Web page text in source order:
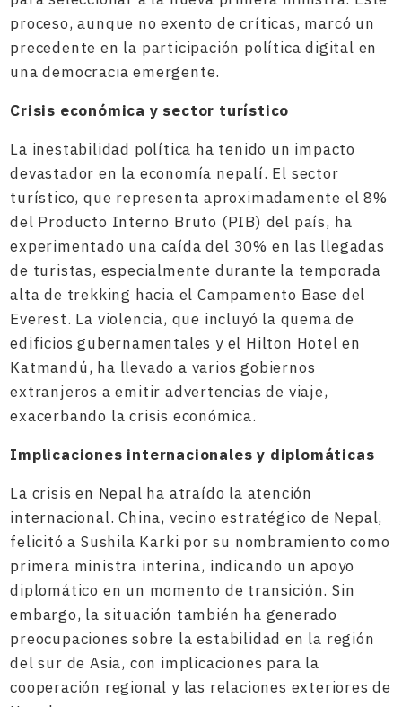
proceso, aunque no exento de críticas, marcó un
precedente en la participación política digital en
una democracia emergente.
Crisis económica y sector turístico
La inestabilidad política ha tenido un impacto
devastador en la economía nepalí. El sector
turístico, que representa aproximadamente el 8%
del Producto Interno Bruto (PIB) del país, ha
experimentado una caída del 30% en las llegadas
de turistas, especialmente durante la temporada
alta de trekking hacia el Campamento Base del
Everest. La violencia, que incluyó la quema de
edificios gubernamentales y el Hilton Hotel en
Katmandú, ha llevado a varios gobiernos
extranjeros a emitir advertencias de viaje,
exacerbando la crisis económica.
Implicaciones internacionales y diplomáticas
La crisis en Nepal ha atraído la atención
internacional. China, vecino estratégico de Nepal,
felicitó a Sushila Karki por su nombramiento como
primera ministra interina, indicando un apoyo
diplomático en un momento de transición. Sin
embargo, la situación también ha generado
preocupaciones sobre la estabilidad en la región
del sur de Asia, con implicaciones para la
cooperación regional y las relaciones exteriores de